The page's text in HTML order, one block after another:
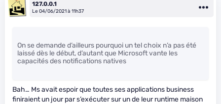
127.0.0.1
Le 04/06/2021 à 11h37
On se demande d’ailleurs pourquoi un tel choix n’a pas été
laissé dès le début, d’autant que Microsoft vante les
capacités des notifications natives
Bah… Ms avait espoir que toutes ses applications business
finiraient un jour par s’exécuter sur un de leur runtime maison